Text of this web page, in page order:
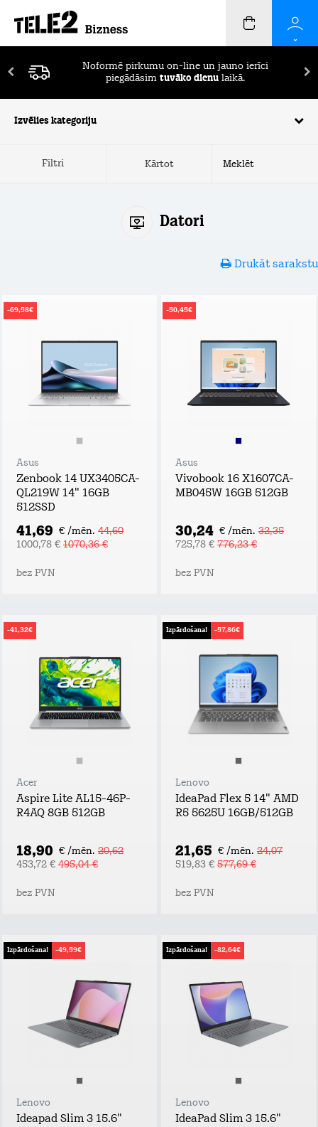
Noformē pirkumu on-line un jauno ierīci
piegādāsim tuvāko dienu laikā.
Izvēlies kategoriju
Filtri Kārtot
Datori
Drukāt sarakstu
-69,58€
Asus
Zenbook 14 UX3405CA-
QL219W 14" 16GB
512SSD
41,69 € /mēn. 44,60
1000,78 € 1070,36 €
bez PVN
-50,45€
Asus
Vivobook 16 X1607CA-
MB045W 16GB 512GB
30,24 € /mēn. 32,35
725,78 € 776,23 €
bez PVN
-41,32€
Acer
Aspire Lite AL15-46P-
R4AQ 8GB 512GB
18,90 € /mēn. 20,62
453,72 € 495,04 €
bez PVN
Izpārdošana! -57,86€
Lenovo
IdeaPad Flex 5 14" AMD
R5 5625U 16GB/512GB
21,65 € /mēn. 24,07
519,83 € 577,69 €
bez PVN
Izpārdošana! -49,59€
Lenovo
Ideapad Slim 3 15.6"
Izpārdošana! -82,64€
Lenovo
IdeaPad Slim 3 15.6"